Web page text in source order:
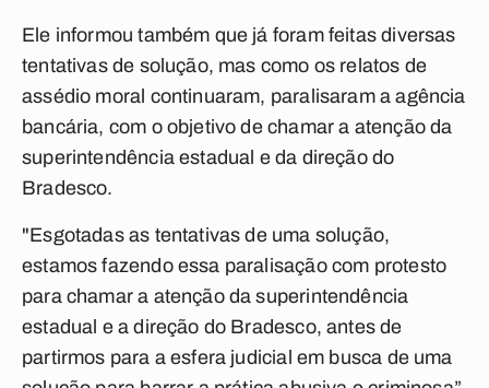
Ele informou também que já foram feitas diversas
tentativas de solução, mas como os relatos de
assédio moral continuaram, paralisaram a agência
bancária, com o objetivo de chamar a atenção da
superintendência estadual e da direção do
Bradesco.
"Esgotadas as tentativas de uma solução,
estamos fazendo essa paralisação com protesto
para chamar a atenção da superintendência
estadual e a direção do Bradesco, antes de
partirmos para a esfera judicial em busca de uma